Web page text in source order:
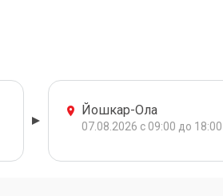
Йошкар-Ола
07.08.2026 с 09:00 до 18:00